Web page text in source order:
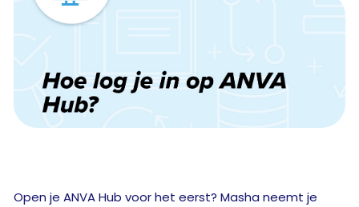
Open je ANVA Hub voor het eerst? Masha neemt je